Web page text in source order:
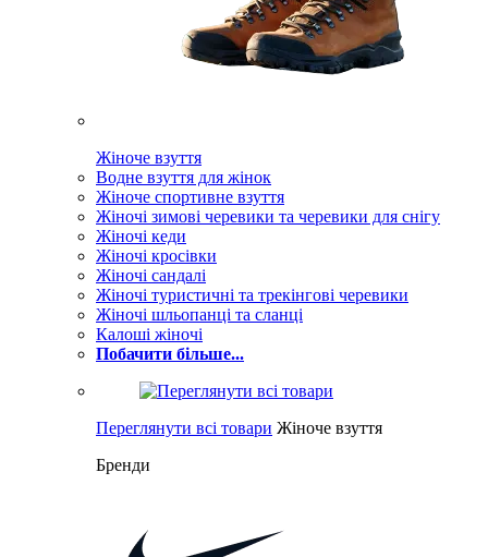
Жіноче взуття
Водне взуття для жінок
Жіноче спортивне взуття
Жіночі зимові черевики та черевики для снігу
Жіночі кеди
Жіночі кросівки
Жіночі сандалі
Жіночі туристичні та трекінгові черевики
Жіночі шльопанці та сланці
Калоші жіночі
Побачити більше...
Переглянути всі товари Жіноче взуття
Бренди